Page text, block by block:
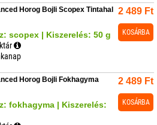
Horog Bojli Scopex Tintahal
scopex | Kiszerelés: 50 g
2 489 Ft
KOSÁRBA
Horog Bojli Fokhagyma
fokhagyma | Kiszerelés:
2 489 Ft
KOSÁRBA